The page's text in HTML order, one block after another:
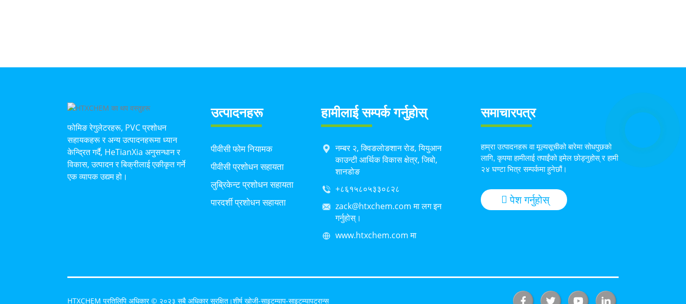
फोमिङ रेगुलेटरहरू, PVC प्रशोधन
सहायकहरू र अन्य उत्पादनहरूमा ध्यान
केन्द्रित गर्दै, HeTianXia अनुसन्धान र
विकास, उत्पादन र बिक्रीलाई एकीकृत गर्ने
एक व्यापक उद्यम हो।
उत्पादनहरू
पीवीसी फोम नियामक
पीवीसी प्रशोधन सहायता
लुब्रिकेन्ट प्रशोधन सहायता
पारदर्शी प्रशोधन सहायता
हामीलाई सम्पर्क गर्नुहोस्
नम्बर २, क्विङलोङशान रोड, यियुआन
काउन्टी आर्थिक विकास क्षेत्र, जिबो,
शानडोङ
+८६१५८०५३३०८२८
zack@htxchem.com मा लग इन
गर्नुहोस्।
www.htxchem.com मा
समाचारपत्र
हाम्रा उत्पादनहरू वा मूल्यसूचीको बारेमा सोधपुछको
लागि, कृपया हामीलाई तपाईंको इमेल छोड्नुहोस् र हामी
२४ घण्टा भित्र सम्पर्कमा हुनेछौं।
पेश गर्नुहोस्
HTXCHEM प्रतिलिपि अधिकार © २०२३ सबै अधिकार सुरक्षित।शीर्ष खोजी-साइटम्याप-साइटम्यापट्रान्स